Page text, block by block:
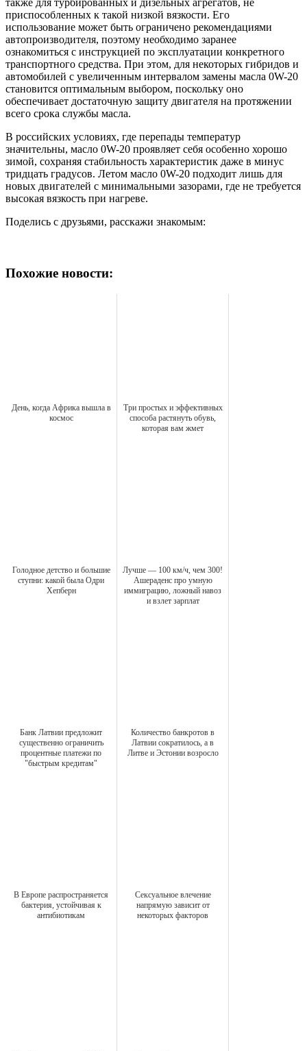
также для турбированных и дизельных агрегатов, не
приспособленных к такой низкой вязкости. Его
использование может быть ограничено рекомендациями
автопроизводителя, поэтому необходимо заранее
ознакомиться с инструкцией по эксплуатации конкретного
транспортного средства. При этом, для некоторых гибридов и
автомобилей с увеличенным интервалом замены масла 0W-20
становится оптимальным выбором, поскольку оно
обеспечивает достаточную защиту двигателя на протяжении
всего срока службы масла.
В российских условиях, где перепады температур
значительны, масло 0W-20 проявляет себя особенно хорошо
зимой, сохраняя стабильность характеристик даже в минус
тридцать градусов. Летом масло 0W-20 подходит лишь для
новых двигателей с минимальными зазорами, где не требуется
высокая вязкость при нагреве.
Поделись с друзьями, расскажи знакомым:
Похожие новости:
День, когда Африка вышла в
космос
Три простых и эффективных
способа растянуть обувь,
которая вам жмет
Голодное детство и большие
ступни: какой была Одри
Хепберн
Лучше — 100 км/ч, чем 300!
Ашераденс про умную
иммиграцию, ложный навоз
и взлет зарплат
Банк Латвии предложит
существенно ограничить
процентные платежи по
"быстрым кредитам"
Количество банкротов в
Латвии сократилось, а в
Литве и Эстонии возросло
В Европе распространяется
бактерия, устойчивая к
антибиотикам
Сексуальное влечение
напрямую зависит от
некоторых факторов